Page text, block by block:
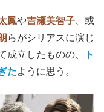
鳳や吉瀬美智子 、或
らがシリアスに演じ
成立したものの、
ト
たように思う。